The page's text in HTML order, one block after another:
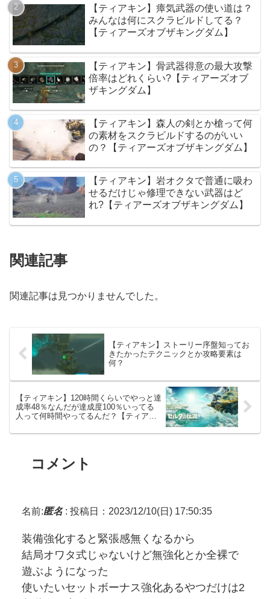
【ティアキン】瘴気武器の使い道は？
みんなは何にスクラビルドしてる？
【ティアーズオブザキングダム】
【ティアキン】骨武器得意の最大攻撃
倍率はどれくらい?【ティアーズオブ
ザキングダム】
【ティアキン】森人の剣とか槍って何
の素材をスクラビルドするのがいい
の？【ティアーズオブザキングダム】
【ティアキン】岩オクタで普通に吸わ
せるだけじゃ修理できない武器はど
れ?【ティアーズオブザキングダム】
関連記事
関連記事は見つかりませんでした。
【ティアキン】ストーリー序盤知ってお
きたかったテクニックとか攻略要素は
何？
【ティアキン】120時間くらいでやっと達
成率48％なんだが達成度100％いってる
人って何時間やってるんだ？【ティアー
コメント
名前:匿名: 投稿日：2023/12/10(日) 17:50:35
装備強化すると緊張感無くなるから
結局オワタ式じゃないけど無強化とか全裸で
遊ぶようになった
使いたいセットボーナス強化あるやつだけは2